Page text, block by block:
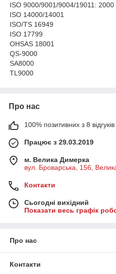
ISO 9000/9001/9004/19011: 2000
ISO 14000/14001
ISO/TS 16949
ISO 17799
OHSAS 18001
QS-9000
SA8000
TL9000
Про нас
100% позитивних з 8 відгуків
Працює з 29.03.2019
м. Велика Димерка
вул. Броварська, 156,
Контакти
Сьогодні вихідний
Показати весь графік
Про нас
Контакти